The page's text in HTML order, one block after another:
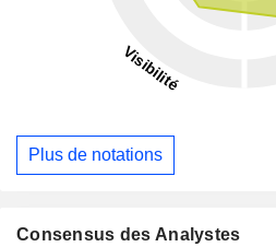
Plus de notations
Consensus des Analystes